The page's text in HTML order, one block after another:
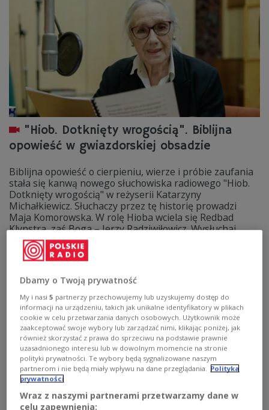
"Hiob. Dotknięty wrogością". Biblijna
opowieść w gwiazdorskiej obsadzie
Biblijna opowieść o cierpieniu, wierze i próbie zaufania
stała się kanwą nowego słuchowiska radiowego "Hiob.
Dotknięty wrogością" w reżyserii Katarzyny
Michałkiewicz. Słuchaczy przez tę historię prowadzi
Maja Komorowska. W rolę Hioba wciela się Redbad
Klynstra, zaś Boga – Jerzy Radziwiłowicz. Wysłuchaj
premierowego słuchowiska Dwójki!
Zobacz więcej na temat:
Michał Żurawski
Dwójka Teatr Polskiego Radia
Dbamy o Twoją prywatność
My i nasi5 partnerzy przechowujemy lub uzyskujemy dostęp do
informacji na urządzeniu, takich jak unikalne identyfikatory w plikach
cookie w celu przetwarzania danych osobowych. Użytkownik może
zaakceptować swoje wybory lub zarządzać nimi, klikając poniżej, jak
również skorzystać z prawa do sprzeciwu na podstawie prawnie
uzasadnionego interesu lub w dowolnym momencie na stronie
polityki prywatności. Te wybory będą sygnalizowane naszym
partnerom i nie będą miały wpływu na dane przeglądania. Polityka
prywatności
Wraz z naszymi partnerami przetwarzamy dane w
celu zapewnienia: